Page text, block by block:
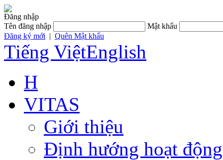
Đăng nhập
Tên đăng nhập
Mật khẩu
Đăng ký mới | Quên Mật khẩu
Tiếng ViệtEnglish
H
VITAS
Giới thiệu
Định hướng hoạt động